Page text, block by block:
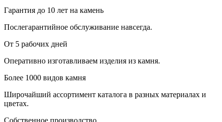
Гарантия до 10 лет на камень
Послегарантийное обслуживание навсегда.
От 5 рабочих дней
Оперативно изготавливаем изделия из камня.
Более 1000 видов камня
Широчайший ассортимент каталога в разных материалах и
цветах.
Собственное производство